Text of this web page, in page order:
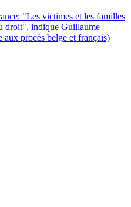
"Les victimes et les familles
droit", indique Guillaume
procès belge et français)